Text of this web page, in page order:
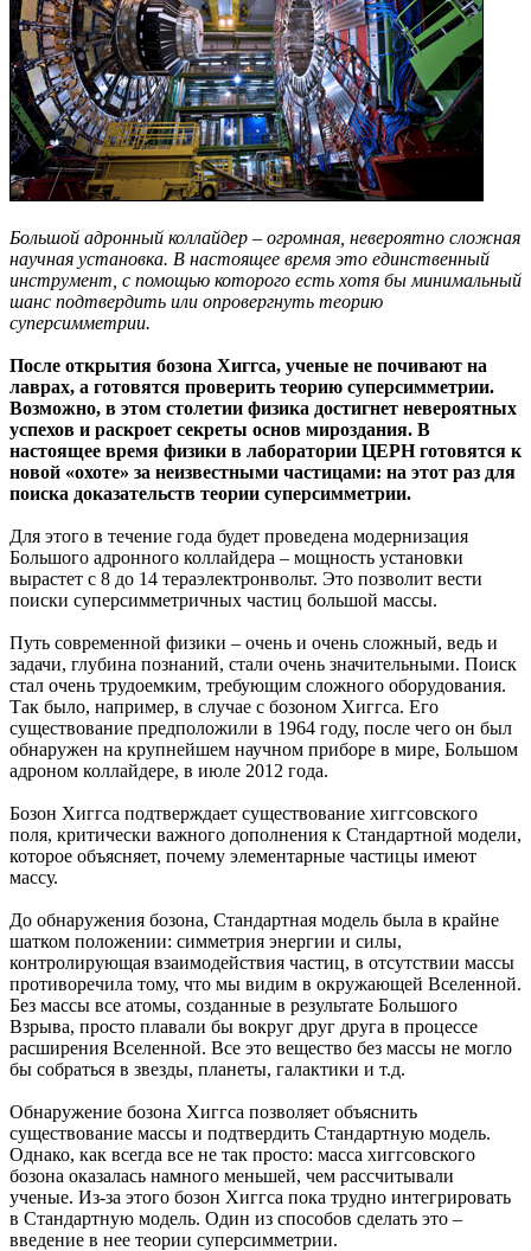
Большой адронный коллайдер – огромная, невероятно сложная
научная установка. В настоящее время это единственный
инструмент, с помощью которого есть хотя бы минимальный
шанс подтвердить или опровергнуть теорию
суперсимметрии.
После открытия бозона Хиггса, ученые не почивают на
лаврах, а готовятся проверить теорию суперсимметрии.
Возможно, в этом столетии физика достигнет невероятных
успехов и раскроет секреты основ мироздания. В
настоящее время физики в лаборатории ЦЕРН готовятся к
новой «охоте» за неизвестными частицами: на этот раз для
поиска доказательств теории суперсимметрии.
Для этого в течение года будет проведена модернизация
Большого адронного коллайдера – мощность установки
вырастет с 8 до 14 тераэлектронвольт. Это позволит вести
поиски суперсимметричных частиц большой массы.
Путь современной физики – очень и очень сложный, ведь и
задачи, глубина познаний, стали очень значительными. Поиск
стал очень трудоемким, требующим сложного оборудования.
Так было, например, в случае с бозоном Хиггса. Его
существование предположили в 1964 году, после чего он был
обнаружен на крупнейшем научном приборе в мире, Большом
адроном коллайдере, в июле 2012 года.
Бозон Хиггса подтверждает существование хиггсовского
поля, критически важного дополнения к Стандартной модели,
которое объясняет, почему элементарные частицы имеют
массу.
До обнаружения бозона, Стандартная модель была в крайне
шатком положении: симметрия энергии и силы,
контролирующая взаимодействия частиц, в отсутствии массы
противоречила тому, что мы видим в окружающей Вселенной.
Без массы все атомы, созданные в результате Большого
Взрыва, просто плавали бы вокруг друг друга в процессе
расширения Вселенной. Все это вещество без массы не могло
бы собраться в звезды, планеты, галактики и т.д.
Обнаружение бозона Хиггса позволяет объяснить
существование массы и подтвердить Стандартную модель.
Однако, как всегда все не так просто: масса хиггсовского
бозона оказалась намного меньшей, чем рассчитывали
ученые. Из-за этого бозон Хиггса пока трудно интегрировать
в Стандартную модель. Один из способов сделать это –
введение в нее теории суперсимметрии.